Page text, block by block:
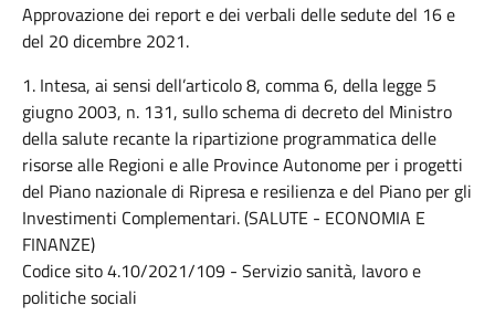
Approvazione dei report e dei verbali delle sedute del 16 e
del 20 dicembre 2021.
1. Intesa, ai sensi dell’articolo 8, comma 6, della legge 5
giugno 2003, n. 131, sullo schema di decreto del Ministro
della salute recante la ripartizione programmatica delle
risorse alle Regioni e alle Province Autonome per i progetti
del Piano nazionale di Ripresa e resilienza e del Piano per gli
Investimenti Complementari. (SALUTE - ECONOMIA E
FINANZE)
Codice sito 4.10/2021/109 - Servizio sanità, lavoro e
politiche sociali